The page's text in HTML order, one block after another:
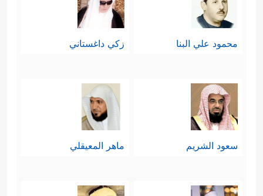
محمود علي البنا زكي داغستاني
سعود الشريم ماهر المعيقلي